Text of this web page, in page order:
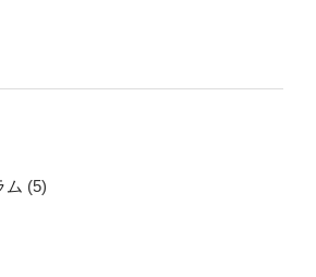
ム (5)